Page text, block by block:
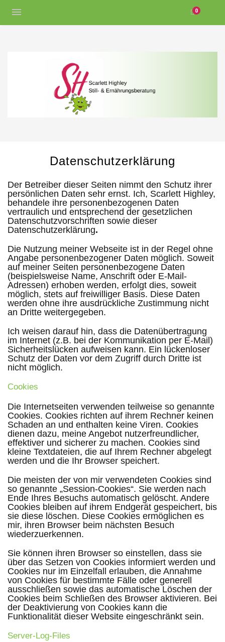
0
Datenschutzerklärung
Der Betreiber dieser Seiten nimmt den Schutz ihrer
persönlichen Daten sehr ernst. Ich, Scarlett Highley,
behandele ihre personenbezogenen Daten
vertraulich und entsprechend der gesetzlichen
Datenschutzvorschriften sowie dieser
Datenschutzerklärung.
Die Nutzung meiner Webseite ist in der Regel ohne
Angabe personenbezogener Daten möglich. Soweit
auf meiner Seiten personenbezogene Daten
(beispielsweise Name, Anschrift oder E-Mail-
Adressen) erhoben werden, erfolgt dies, soweit
möglich, stets auf freiwilliger Basis. Diese Daten
werden ohne ihre ausdrückliche Zustimmung nicht
an Dritte weitergegeben.
Ich weisen darauf hin, dass die Datenübertragung
im Internet (z.B. bei der Kommunikation per E-Mail)
Sicherheitslücken aufweisen kann. Ein lückenloser
Schutz der Daten vor dem Zugriff durch Dritte ist
nicht möglich.
Cookies
Die Internetseiten verwenden teilweise so genannte
Cookies. Cookies richten auf ihrem Rechner keinen
Schaden an und enthalten keine Viren. Cookies
dienen dazu, meine Angebot nutzerfreundlicher,
effektiver und sicherer zu machen. Cookies sind
kleine Textdateien, die auf Ihrem Rechner abgelegt
werden und die Ihr Browser speichert.
Die meisten der von mir verwendeten Cookies sind
so genannte „Session-Cookies“. Sie werden nach
Ende Ihres Besuchs automatisch gelöscht. Andere
Cookies bleiben auf ihrem Endgerät gespeichert, bis
sie diese löschen. Diese Cookies ermöglichen es
mir, ihren Browser beim nächsten Besuch
wiederzuerkennen.
Sie können ihren Browser so einstellen, dass sie
über das Setzen von Cookies informiert werden und
Cookies nur im Einzelfall erlauben, die Annahme
von Cookies für bestimmte Fälle oder generell
ausschließen sowie das automatische Löschen der
Cookies beim Schließen des Browser aktivieren. Bei
der Deaktivierung von Cookies kann die
Funktionalität dieser Website eingeschränkt sein.
Server-Log-Files